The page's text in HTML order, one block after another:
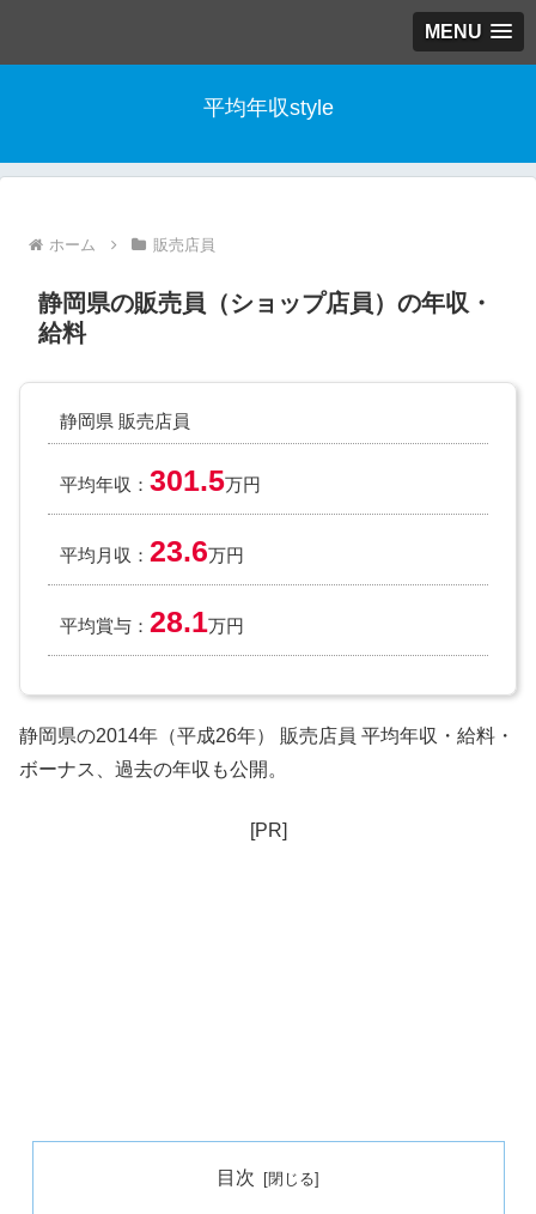
MENU
平均年収style
ホーム 販売店員
静岡県の販売員（ショップ店員）の年収・
給料
静岡県 販売店員
平均年収： 301.5万円
平均月収： 23.6万円
平均賞与： 28.1万円
静岡県の2014年（平成26年） 販売店員 平均年収・給料・
ボーナス、過去の年収も公開。
[PR]
目次